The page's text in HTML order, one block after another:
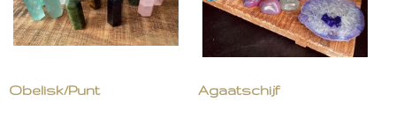
Obelisk/Punt Agaatschijf